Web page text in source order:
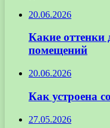
20.06.2026
Какие оттенки
помещений
20.06.2026
Как устроена
27.05.2026